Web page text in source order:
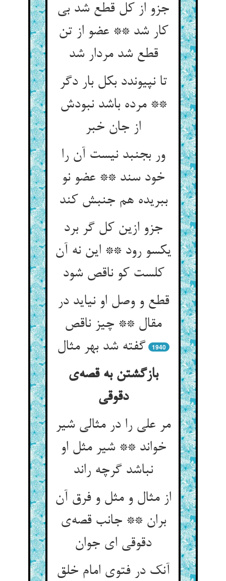
جزو از کل قطع شد بی
کار شد ** عضو از تن
قطع شد مردار شد
تا نپیوندد بکل بار دگر
** مرده باشد نبودش
از جان خبر
ور بجنبد نیست آن را
خود سند ** عضو نو
ببریده هم جنبش کند
جزو ازین کل گر برد
یکسو رود ** این نه آن
کلست کو ناقص شود
قطع و وصل او نیاید در
مقال ** چیز ناقص
گفته شد بهر مثال
1940
بازگشتن به قصه‌ی
دقوقی
مر علی را در مثالی شیر
خواند ** شیر مثل او
نباشد گرچه راند
از مثال و مثل و فرق آن
بران ** جانب قصه‌ی
دقوقی ای جوان
آنک در فتوی امام خلق